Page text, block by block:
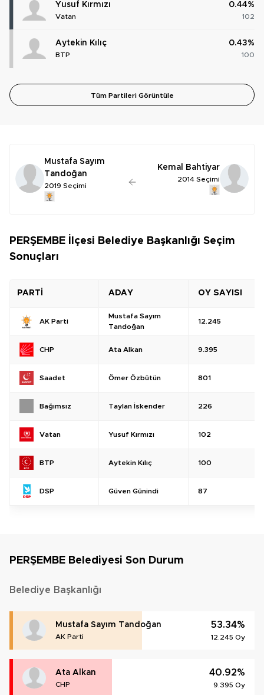
Yusuf Kırmızı
Vatan
0.44%
102
Aytekin Kılıç
BTP
0.43%
100
Tüm Partileri Görüntüle
Mustafa Sayım
Tandoğan
2019 Seçimi
Kemal Bahtiyar
2014 Seçimi
PERŞEMBE İlçesi Belediye Başkanlığı Seçim
Sonuçları
PARTİ ADAY OY SAYISI
AK Parti
Mustafa Sayım
Tandoğan
12.245
CHP Ata Alkan 9.395
Saadet Ömer Özbütün 801
Bağımsız Taylan İskender 226
Vatan Yusuf Kırmızı 102
BTP Aytekin Kılıç 100
DSP Güven Günindi 87
PERŞEMBE Belediyesi Son Durum
Belediye Başkanlığı
Mustafa Sayım Tandoğan
AK Parti
53.34%
12.245 Oy
Ata Alkan
CHP
40.92%
9.395 Oy